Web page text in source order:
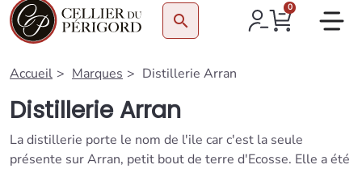
search
0
Accueil Marques Distillerie Arran
Distillerie Arran
La distillerie porte le nom de l'ile car c'est la seule
présente sur Arran, petit bout de terre d'Ecosse. Elle a été